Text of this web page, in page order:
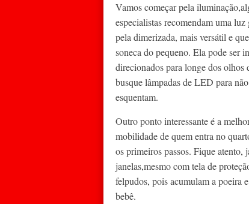
Vamos começar pela
especialistas recomendam uma
pela dimerizada, mais versátil e
soneca do pequeno. Ela pode ser
direcionados para longe dos olhos
busque lâmpadas de LED para
esquentam.
Outro ponto interessante é a
mobilidade de quem entra no
os primeiros passos. Fique atento,
janelas,mesmo com tela de
felpudos, pois acumulam a poeira
bebê.